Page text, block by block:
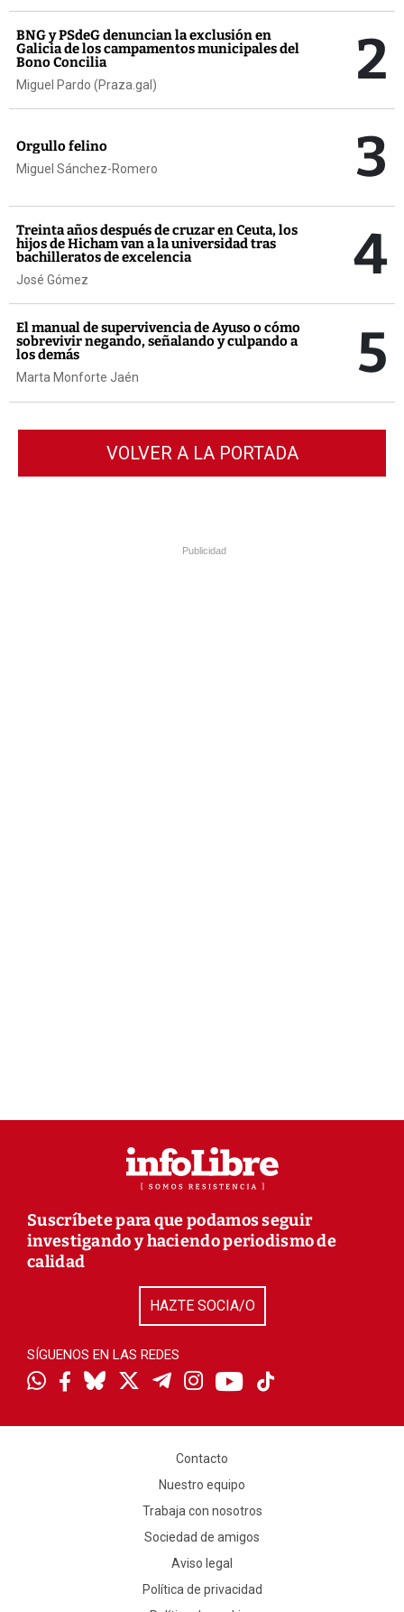
BNG y PSdeG denuncian la exclusión en
Galicia de los campamentos municipales del
Bono Concilia
Miguel Pardo (Praza.gal) 2
Orgullo felino
Miguel Sánchez-Romero 3
Treinta años después de cruzar en Ceuta, los
hijos de Hicham van a la universidad tras
bachilleratos de excelencia
José Gómez 4
El manual de supervivencia de Ayuso o cómo
sobrevivir negando, señalando y culpando a
los demás
Marta Monforte Jaén 5
VOLVER A LA PORTADA
Publicidad
Suscríbete para que podamos seguir
investigando y haciendo periodismo de
calidad
HAZTE SOCIA/O
SÍGUENOS EN LAS REDES
Contacto
Nuestro equipo
Trabaja con nosotros
Sociedad de amigos
Aviso legal
Política de privacidad